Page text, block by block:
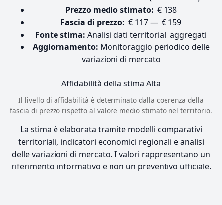
Prezzo medio stimato: € 138
Fascia di prezzo: € 117 — € 159
Fonte stima: Analisi dati territoriali aggregati
Aggiornamento: Monitoraggio periodico delle
variazioni di mercato
Affidabilità della stima Alta
Il livello di affidabilità è determinato dalla coerenza della
fascia di prezzo rispetto al valore medio stimato nel territorio.
La stima è elaborata tramite modelli comparativi
territoriali, indicatori economici regionali e analisi
delle variazioni di mercato. I valori rappresentano un
riferimento informativo e non un preventivo ufficiale.